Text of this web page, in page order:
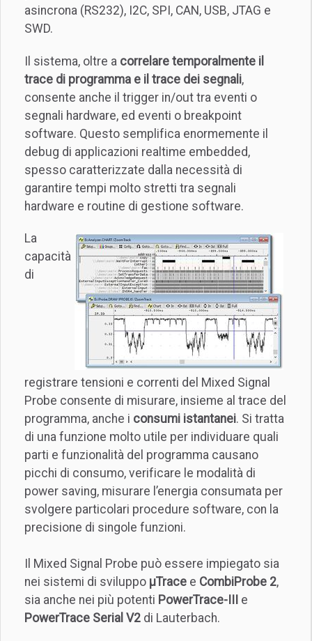
asincrona (RS232), I2C, SPI, CAN, USB, JTAG e
SWD.
Il sistema, oltre a correlare temporalmente il
trace di programma e il trace dei segnali,
consente anche il trigger in/out tra eventi o
segnali hardware, ed eventi o breakpoint
software. Questo semplifica enormemente il
debug di applicazioni realtime embedded,
spesso caratterizzate dalla necessità di
garantire tempi molto stretti tra segnali
hardware e routine di gestione software.
La
capacità
di
registrare tensioni e correnti del Mixed Signal
Probe consente di misurare, insieme al trace del
programma, anche i consumi istantanei. Si tratta
di una funzione molto utile per individuare quali
parti e funzionalità del programma causano
picchi di consumo, verificare le modalità di
power saving, misurare l’energia consumata per
svolgere particolari procedure software, con la
precisione di singole funzioni.
Il Mixed Signal Probe può essere impiegato sia
nei sistemi di sviluppo µTrace e CombiProbe 2,
sia anche nei più potenti PowerTrace-III
e
PowerTrace Serial V2 di Lauterbach.